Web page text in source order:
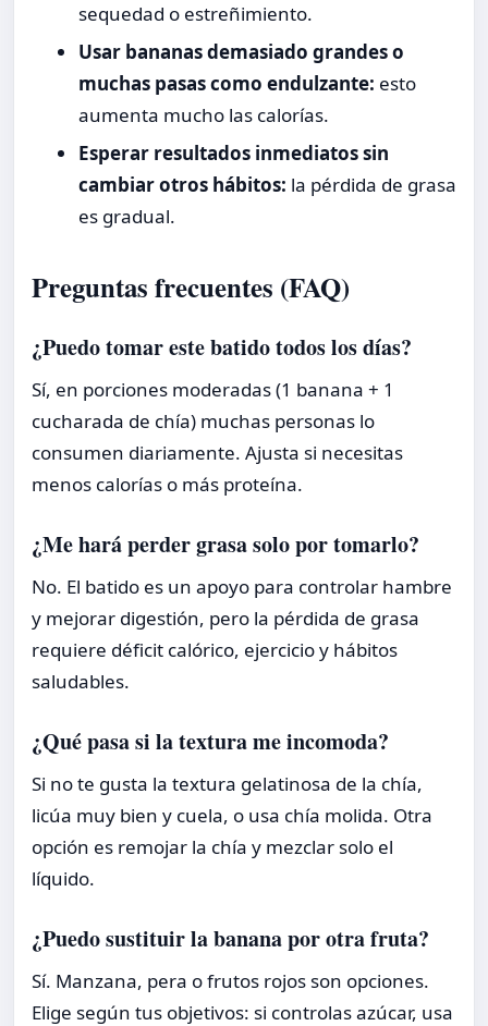
sequedad o estreñimiento.
Usar bananas demasiado grandes o
muchas pasas como endulzante: esto
aumenta mucho las calorías.
Esperar resultados inmediatos sin
cambiar otros hábitos: la pérdida de grasa
es gradual.
Preguntas frecuentes (FAQ)
¿Puedo tomar este batido todos los días?
Sí, en porciones moderadas (1 banana + 1
cucharada de chía) muchas personas lo
consumen diariamente. Ajusta si necesitas
menos calorías o más proteína.
¿Me hará perder grasa solo por tomarlo?
No. El batido es un apoyo para controlar hambre
y mejorar digestión, pero la pérdida de grasa
requiere déficit calórico, ejercicio y hábitos
saludables.
¿Qué pasa si la textura me incomoda?
Si no te gusta la textura gelatinosa de la chía,
licúa muy bien y cuela, o usa chía molida. Otra
opción es remojar la chía y mezclar solo el
líquido.
¿Puedo sustituir la banana por otra fruta?
Sí. Manzana, pera o frutos rojos son opciones.
Elige según tus objetivos: si controlas azúcar, usa